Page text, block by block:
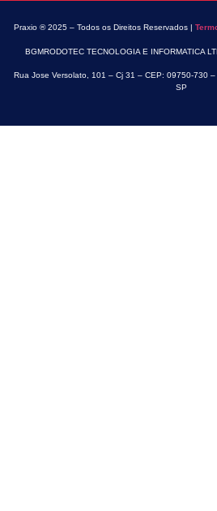
Praxio ® 2025 – Todos os Direitos Reservados |
BGMRODOTEC TECNOLOGIA E INFORMATICA
Rua Jose Versolato, 101 – Cj 31 – CEP: 09750-730
SP